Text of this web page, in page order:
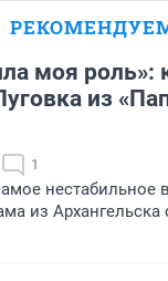
моя роль»:
из
1
нестабильное
из Архангельска